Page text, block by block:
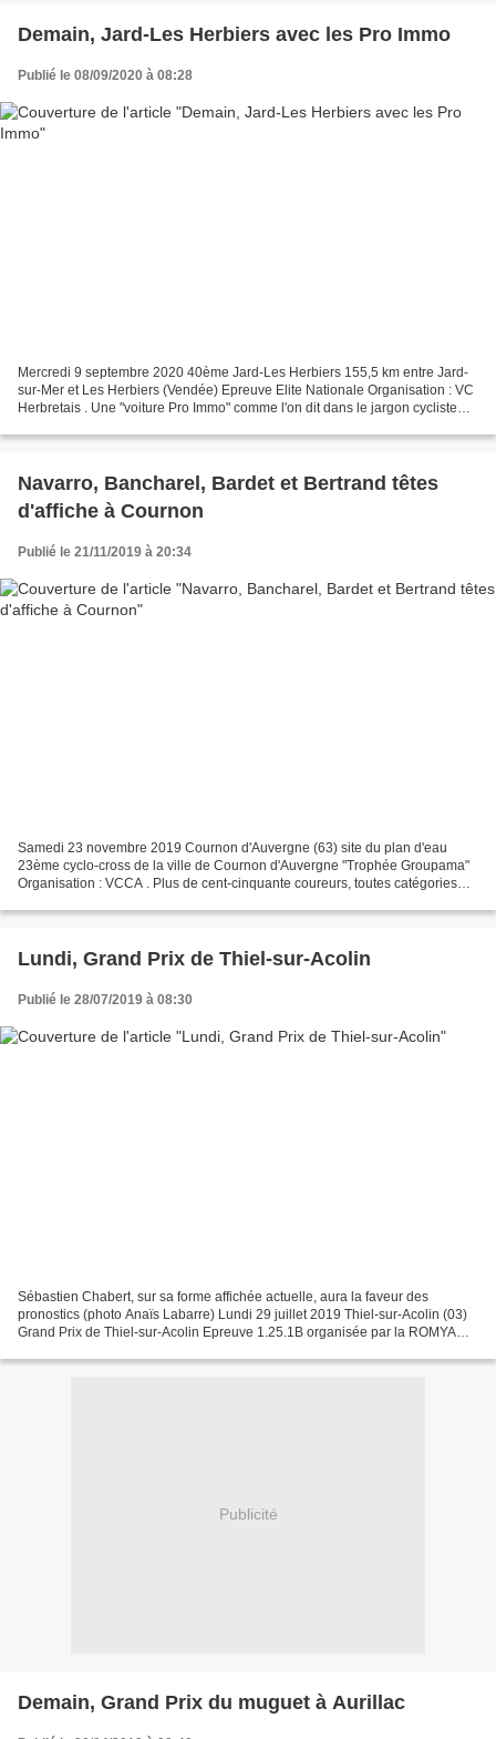
Demain, Jard-Les Herbiers avec les Pro Immo
Publié le 08/09/2020 à 08:28
Mercredi 9 septembre 2020 40ème Jard-Les Herbiers 155,5 km entre Jard-
sur-Mer et Les Herbiers (Vendée) Epreuve Elite Nationale Organisation : VC
Herbretais . Une "voiture Pro Immo" comme l'on dit dans le jargon cycliste
Navarro, Bancharel, Bardet et Bertrand têtes
d'affiche à Cournon
Publié le 21/11/2019 à 20:34
Samedi 23 novembre 2019 Cournon d'Auvergne (63) site du plan d'eau
23ème cyclo-cross de la ville de Cournon d'Auvergne "Trophée Groupama"
Organisation : VCCA . Plus de cent-cinquante coureurs, toutes catégories
Lundi, Grand Prix de Thiel-sur-Acolin
Publié le 28/07/2019 à 08:30
Sébastien Chabert, sur sa forme affichée actuelle, aura la faveur des
pronostics (photo Anaïs Labarre) Lundi 29 juillet 2019 Thiel-sur-Acolin (03)
Grand Prix de Thiel-sur-Acolin Epreuve 1.25.1B organisée par la ROMYA
Publicité
Demain, Grand Prix du muguet à Aurillac